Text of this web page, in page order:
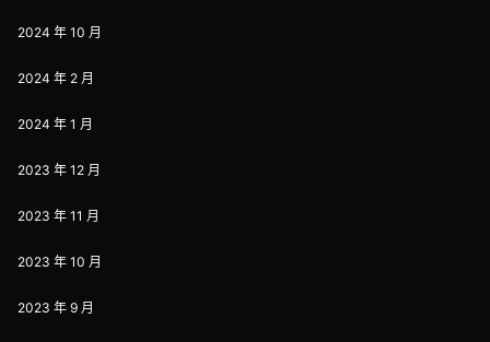
2024 年 10 月
2024 年 2 月
2024 年 1 月
2023 年 12 月
2023 年 11 月
2023 年 10 月
2023 年 9 月